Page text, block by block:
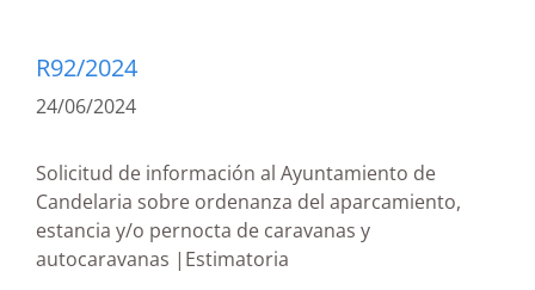
R92/2024
24/06/2024
Solicitud de información al Ayuntamiento de
Candelaria sobre ordenanza del aparcamiento,
estancia y/o pernocta de caravanas y
autocaravanas |Estimatoria